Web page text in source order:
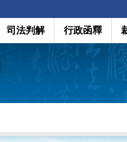
司法判解 行政函釋